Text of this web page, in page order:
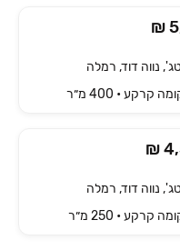
₪
נווה דוד, רמלה
₪
נווה דוד, רמלה